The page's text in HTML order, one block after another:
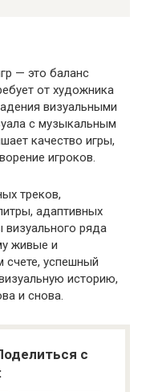
— это баланс
от художника
визуальными
с музыкальным
качество игры,
игроков.
треков,
адаптивных
визуального ряда
живые и
успешный
историю,
и снова.
с